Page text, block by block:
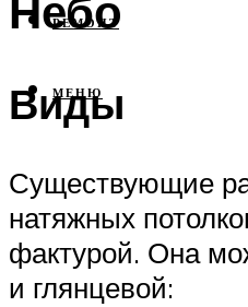
РЕМОНТ
МЕНЮ
Виды
Существующие
натяжных
фактурой. Она
и глянцевой: